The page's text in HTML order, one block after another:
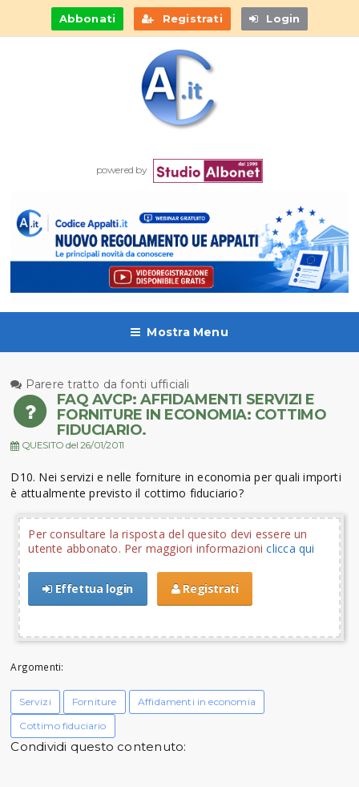
Abbonati Registrati Login
powered by
Mostra Menu
Parere tratto da fonti ufficiali
FAQ AVCP: AFFIDAMENTI SERVIZI E
FORNITURE IN ECONOMIA: COTTIMO
FIDUCIARIO.
QUESITO del 26/01/2011
D10. Nei servizi e nelle forniture in economia per quali importi
è attualmente previsto il cottimo fiduciario?
Per consultare la risposta del quesito devi essere un
utente abbonato. Per maggiori informazioniclicca qui
Effettua login Registrati
Argomenti:
Servizi Forniture
Affidamenti in economia
Cottimo fiduciario
Condividi questo contenuto: